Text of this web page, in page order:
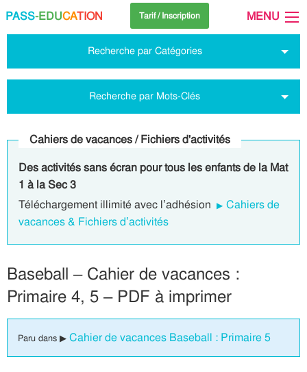
PASS-EDUCATION Tarif / Inscription MENU
Recherche par Catégories
Recherche par Mots-Clés
Cahiers de vacances / Fichiers d'activités
Des activités sans écran pour tous les enfants de la Mat
1 à la Sec 3
Téléchargement illimité avec l’adhésion
Cahiers de
vacances & Fichiers d’activités
Baseball – Cahier de vacances :
Primaire 4, 5 – PDF à imprimer
Paru dans ▶ Cahier de vacances Baseball : Primaire 5